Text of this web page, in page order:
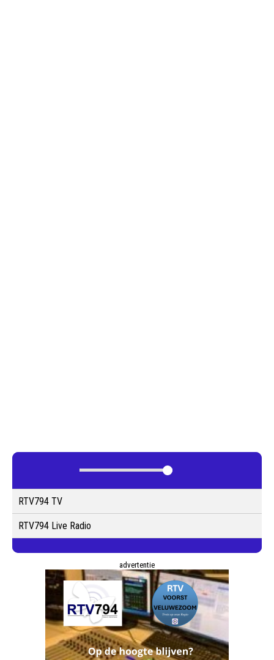
RTV794 TV
RTV794 Live Radio
advertentie